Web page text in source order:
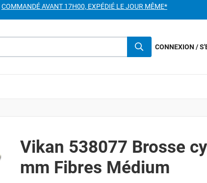
COMMANDÉ AVANT 17H00, EXPÉDIÉ LE JOUR MÊME*
CONNEXION /
Vikan 538077 Brosse
mm Fibres Médium